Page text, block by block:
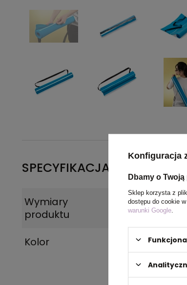
SPECYFIKACJA PRODUKTU
Wymiary
produktu
600 x 80 mm
Kolor błękitny
Konfiguracja
Dbamy o
Sklep korzysta z
dostępu do cookie
warunki Google